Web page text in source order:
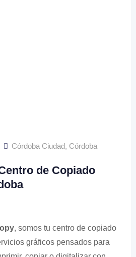
Córdoba Ciudad, Córdoba
de Copiado
, somos tu centro de copiado
gráficos pensados para